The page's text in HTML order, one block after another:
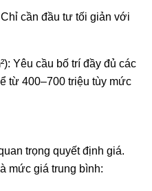
cần đầu tư tối giản với
Yêu cầu bố trí đầy đủ các
từ 400–700 triệu tùy mức
trọng quyết định giá.
mức giá trung bình: